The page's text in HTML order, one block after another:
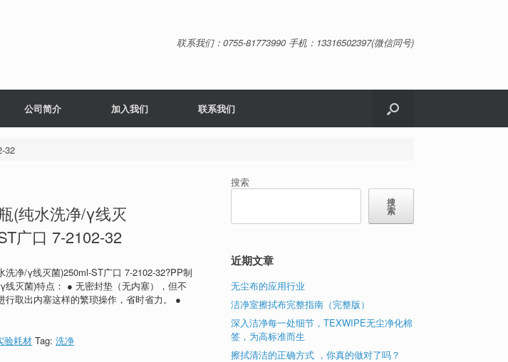
联系我们：0755-81773990 手机：13316502397(微信同号)
公司简介 加入我们 联系我们
32
(纯水洗净/γ线灭
广口 7-2102-32
洗净/γ线灭菌)250ml-ST广口 7-2102-32?PP制
线灭菌)特点： ● 无密封垫（无内塞），但不
行取出内塞这样的繁琐操作，省时省力。 ●
验耗材 Tag:洗净
搜索
搜
索
近期文章
无尘布的应用行业
洁净室擦拭布完整指南（完整版）
深入洁净每一处细节，TEXWIPE无尘净化棉
签，为高标准而生
擦拭清洁的正确方式 ，你真的做对了吗？